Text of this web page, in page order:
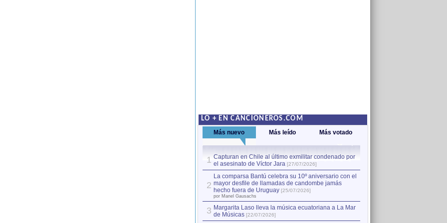
LO + EN CANCIONEROS.COM
Más nuevo Más leído Más votado
1 Capturan en Chile al último exmilitar condenado por
el asesinato de Víctor Jara [27/07/2026]
2
La comparsa Bantú celebra su 10º aniversario con el
mayor desfile de llamadas de candombe jamás
hecho fuera de Uruguay [25/07/2026]
por Manel Gausachs
3 Margarita Laso lleva la música ecuatoriana a La Mar
de Músicas [22/07/2026]